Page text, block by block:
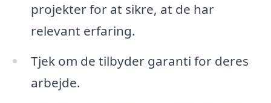
projekter for at sikre, at de har
relevant erfaring.
Tjek om de tilbyder garanti for deres
arbejde.